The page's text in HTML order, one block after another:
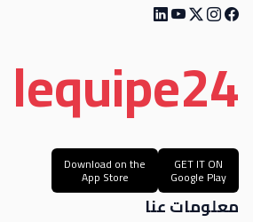
lequipe24
GET IT ON
Google Play
Download on the
App Store
معلومات عنا